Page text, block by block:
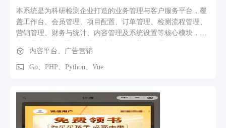
本系统是为科研检测企业打造的业务管理与客户服务平台，覆
盖工作台、会员管理、项目配置、订单管理、检测流程管理、
营销管理、财务与统计、内容管理及系统设置等核心模块，助
（数据驾驶舱） 二、会员管理模块 统一管理平台注册客户信
息，包含客户基本信息、所属单位、历史委托记录、消费金额
三、项目配置模块 用于配置检测服务项目，涵盖高端测试、材
料测试、生物医药测试、环境监测等品类。管理员可自定义检
测项目名称、价格、规格参数、检测周期等信息，支持上下架
内容平台、广告营销
Go、PHP、Python、Vue